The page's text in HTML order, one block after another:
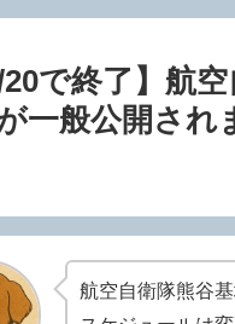
20で終了】航
一般公開され
航空自衛隊熊谷